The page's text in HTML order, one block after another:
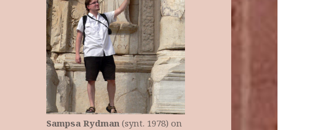
Sampsa Rydman (synt. 1978) on